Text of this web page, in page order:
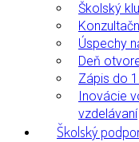
Školský
Úspechy
Deň
Zápis do
Inovácie
vzdelávaní
Školský